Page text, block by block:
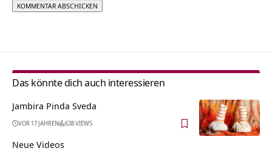
Das könnte dich auch interessieren
Jambira Pinda Sveda
VOR 17 JAHREN 638 VIEWS
Neue Videos